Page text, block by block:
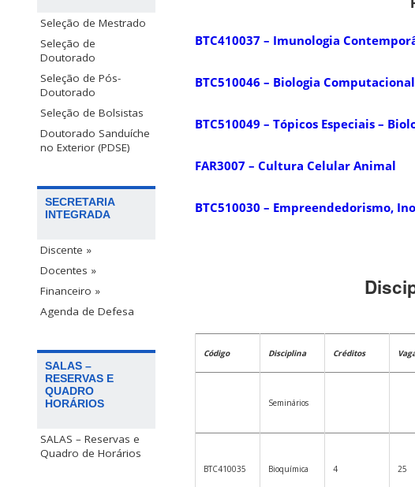
Seleção de Mestrado
Seleção de
Doutorado
Seleção de Pós-
Doutorado
Seleção de Bolsistas
Doutorado Sanduíche
no Exterior (PDSE)
SECRETARIA
INTEGRADA
Discente »
Docentes »
Financeiro »
Agenda de Defesa
SALAS –
RESERVAS E
QUADRO
HORÁRIOS
SALAS – Reservas e
Quadro de Horários
BTC410037 – Imunologia
BTC510046 – Biologia
BTC510049 – Tópicos Especiais –
FAR3007 – Cultura Celular Animal
BTC510030 – Empreendedorismo,
Código Disciplina Créditos
Seminários
BTC410035 Bioquímica 4 25